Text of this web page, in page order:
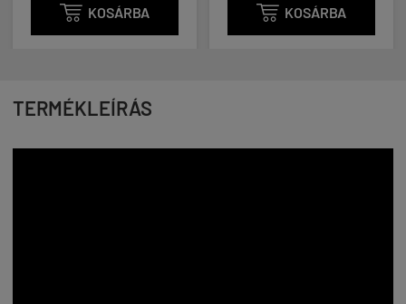
 KOSÁRBA  KOSÁRBA
TERMÉKLEÍRÁS